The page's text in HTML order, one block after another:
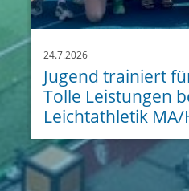
24.7.2026
Jugend trainiert
Tolle Leistungen
Leichtathletik MA/